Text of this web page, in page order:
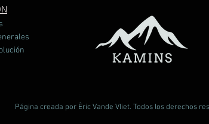
Página creada por Èric Vande Vliet. Todos los derechos